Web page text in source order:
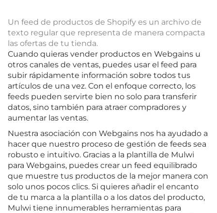
Un feed de productos de Shopify es un archivo de
texto regular que representa de manera compacta
las ofertas de tu tienda.
Cuando quieras vender productos en Webgains u
otros canales de ventas, puedes usar el feed para
subir rápidamente información sobre todos tus
artículos de una vez. Con el enfoque correcto, los
feeds pueden servirte bien no solo para transferir
datos, sino también para atraer compradores y
aumentar las ventas.
Nuestra asociación con Webgains nos ha ayudado a
hacer que nuestro proceso de gestión de feeds sea
robusto e intuitivo. Gracias a la plantilla de Mulwi
para Webgains, puedes crear un feed equilibrado
que muestre tus productos de la mejor manera con
solo unos pocos clics. Si quieres añadir el encanto
de tu marca a la plantilla o a los datos del producto,
Mulwi tiene innumerables herramientas para